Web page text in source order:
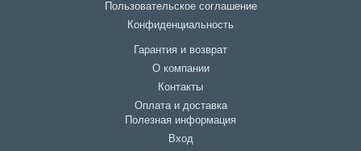
Пользовательское соглашение
Конфиденциальность
Гарантия и возврат
О компании
Контакты
Оплата и доставка
Полезная информация
Вход